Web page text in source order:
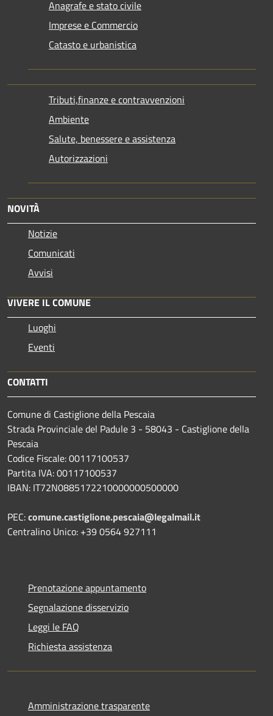
Anagrafe e stato civile
Imprese e Commercio
Catasto e urbanistica
Tributi,finanze e contravvenzioni
Ambiente
Salute, benessere e assistenza
Autorizzazioni
NOVITÀ
Notizie
Comunicati
Avvisi
VIVERE IL COMUNE
Luoghi
Eventi
CONTATTI
Comune di Castiglione della Pescaia
Strada Provinciale del Padule 3 - 58043 - Castiglione della
Pescaia
Codice Fiscale: 00117100537
Partita IVA: 00117100537
IBAN: IT72N0885172210000000500000
PEC:comune.castiglione.pescaia@legalmail.it
Centralino Unico: +39 0564 927111
Prenotazione appuntamento
Segnalazione disservizio
Leggi le FAQ
Richiesta assistenza
Amministrazione trasparente